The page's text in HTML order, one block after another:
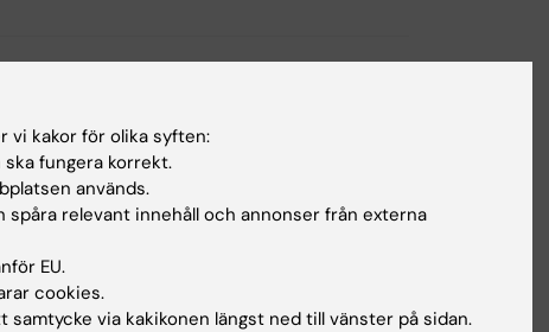
vi kakor för olika syften:
fungera korrekt.
används.
spåra relevant innehåll och annonser från externa
EU.
cookies.
samtycke via kakikonen längst ned till vänster på sidan.